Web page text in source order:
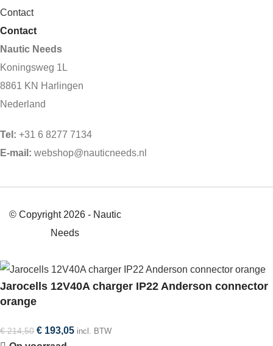
Contact
Contact
Nautic Needs
Koningsweg 1L
8861 KN Harlingen
Nederland
Tel: +31 6 8277 7134
E-mail: webshop@nauticneeds.nl
© Copyright 2026 - Nautic
Needs
Jarocells 12V40A charger IP22 Anderson connector
orange
€214,50 € 193,05 incl. BTW